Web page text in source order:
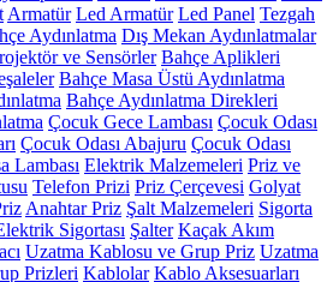
Armatür Led Armatür Led Panel Tezgah
Aydınlatma Dış Mekan Aydınlatmalar
ve Sensörler Bahçe Aplikleri
Bahçe Masa Üstü Aydınlatma
Bahçe Aydınlatma Direkleri
Çocuk Gece Lambası Çocuk Odası
Çocuk Odası Abajuru Çocuk Odası
Lambası Elektrik Malzemeleri Priz ve
Telefon Prizi Priz Çerçevesi Golyat
Anahtar Priz Şalt Malzemeleri Sigorta
Sigortası Şalter Kaçak Akım
Uzatma Kablosu ve Grup Priz Uzatma
Prizleri Kablolar Kablo Aksesuarları